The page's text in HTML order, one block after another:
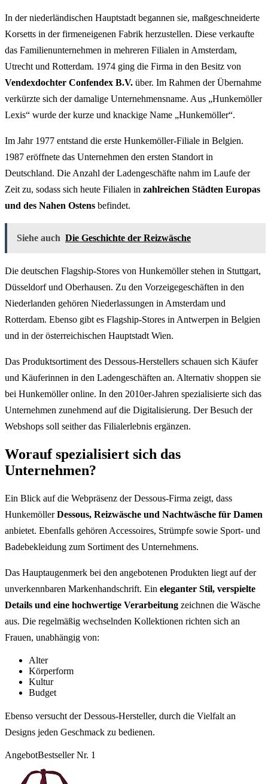
In der niederländischen Hauptstadt begannen sie, maßgeschneiderte
Korsetts in der firmeneigenen Fabrik herzustellen. Diese verkaufte
das Familienunternehmen in mehreren Filialen in Amsterdam,
Utrecht und Rotterdam. 1974 ging die Firma in den Besitz von
Vendexdochter Confendex B.V. über. Im Rahmen der Übernahme
verkürzte sich der damalige Unternehmensname. Aus „Hunkemöller
Lexis“ wurde der kurze und knackige Name „Hunkemöller“.
Im Jahr 1977 entstand die erste Hunkemöller-Filiale in Belgien.
1987 eröffnete das Unternehmen den ersten Standort in
Deutschland. Die Anzahl der Ladengeschäfte nahm im Laufe der
Zeit zu, sodass sich heute Filialen in zahlreichen Städten Europas
und des Nahen Ostens befindet.
Siehe auch Die Geschichte der Reizwäsche
Die deutschen Flagship-Stores von Hunkemöller stehen in Stuttgart,
Düsseldorf und Oberhausen. Zu den Vorzeigegeschäften in den
Niederlanden gehören Niederlassungen in Amsterdam und
Rotterdam. Ebenso gibt es Flagship-Stores in Antwerpen in Belgien
und in der österreichischen Hauptstadt Wien.
Das Produktsortiment des Dessous-Herstellers schauen sich Käufer
und Käuferinnen in den Ladengeschäften an. Alternativ shoppen sie
bei Hunkemöller online. In den 2010er-Jahren spezialisierte sich das
Unternehmen zunehmend auf die Digitalisierung. Der Besuch der
Webshops soll seither das Filialerlebnis ergänzen.
Worauf spezialisiert sich das
Unternehmen?
Ein Blick auf die Webpräsenz der Dessous-Firma zeigt, dass
HunkemöllerDessous, Reizwäsche und Nachtwäsche für Damen
anbietet. Ebenfalls gehören Accessoires, Strümpfe sowie Sport- und
Badebekleidung zum Sortiment des Unternehmens.
Das Hauptaugenmerk bei den angebotenen Produkten liegt auf der
unverkennbaren Markenhandschrift. Ein eleganter Stil, verspielte
Details und eine hochwertige Verarbeitung zeichnen die Wäsche
aus. Die regelmäßig wechselnden Kollektionen richten sich an
Frauen, unabhängig von:
Alter
Körperform
Kultur
Budget
Ebenso versucht der Dessous-Hersteller, durch die Vielfalt an
Designs jeden Geschmack zu bedienen.
AngebotBestseller Nr. 1